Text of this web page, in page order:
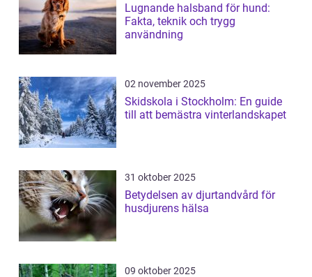
Lugnande halsband för hund:
Fakta, teknik och trygg
användning
02 november 2025
Skidskola i Stockholm: En guide
till att bemästra vinterlandskapet
31 oktober 2025
Betydelsen av djurtandvård för
husdjurens hälsa
09 oktober 2025